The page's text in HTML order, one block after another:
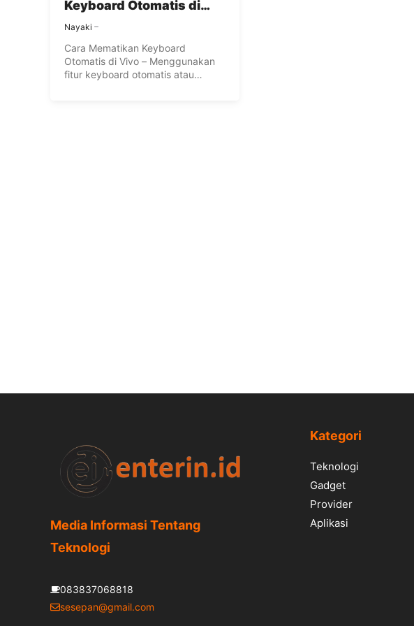
Keyboard Otomatis di
Vivo
Nayaki
Cara Mematikan Keyboard
Otomatis di Vivo – Menggunakan
fitur keyboard otomatis atau
Media Informasi Tentang
Teknologi
083837068818
sesepan@gmail.com
Kategori
Teknologi
Gadget
Provider
Aplikasi